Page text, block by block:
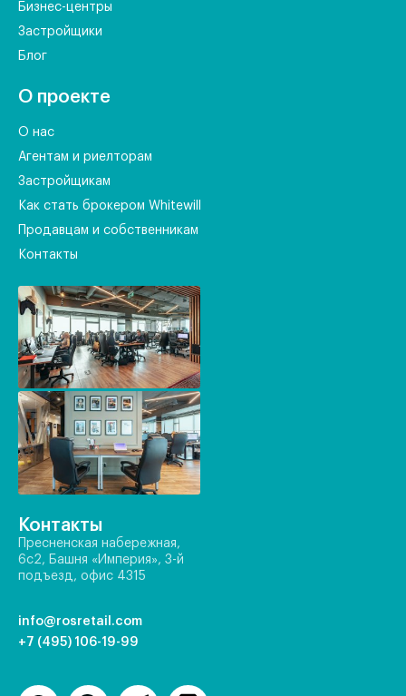
Бизнес-центры
Застройщики
Блог
О проекте
О нас
Агентам и риелторам
Застройщикам
Как стать брокером Whitewill
Продавцам и собственникам
Контакты
Контакты
Пресненская набережная,
6с2, Башня «Империя», 3-й
подъезд, офис 4315
info@rosretail.com
+7 (495) 106-19-99